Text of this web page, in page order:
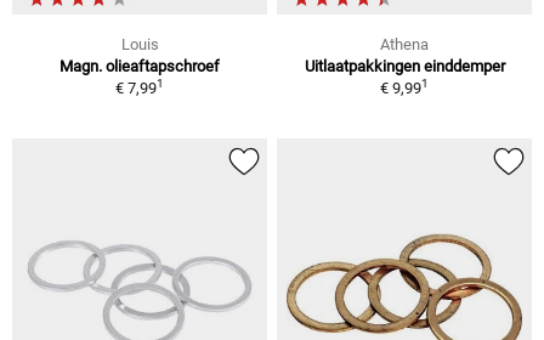
Louis
Magn. olieaftapschroef
€ 7,991
Athena
Uitlaatpakkingen einddemper
€ 9,991